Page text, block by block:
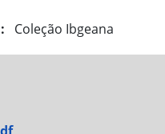
Coleção Ibgeana